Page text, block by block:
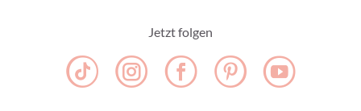
Jetzt folgen